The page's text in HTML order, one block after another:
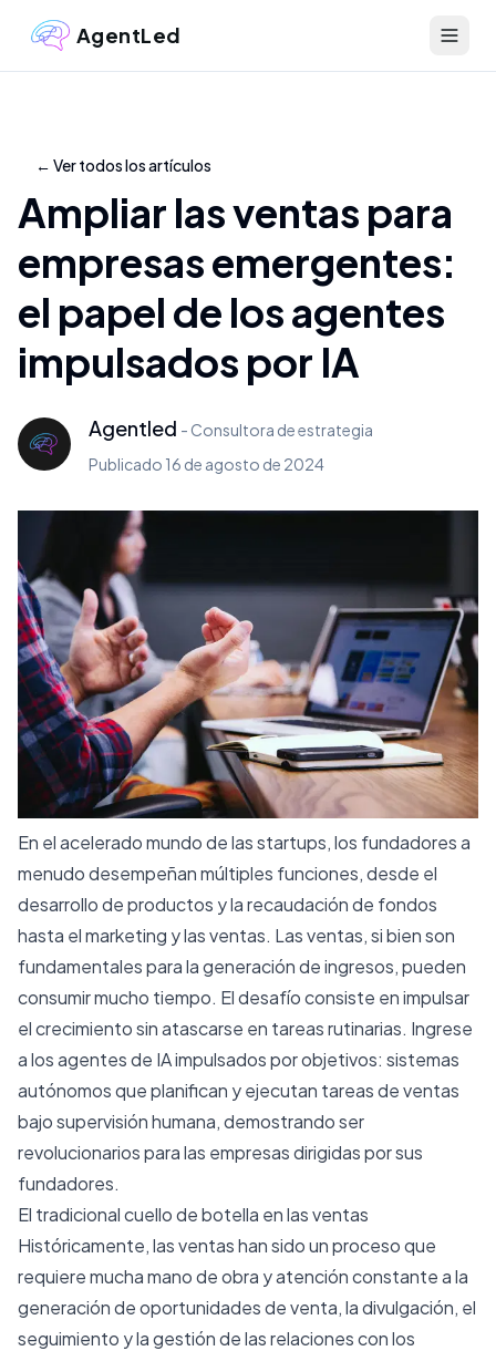
AgentLed
← Ver todos los artículos
Ampliar las ventas para
empresas emergentes:
el papel de los agentes
impulsados ​​por IA
Agentled - Consultora de estrategia
Publicado 16 de agosto de 2024
En el acelerado mundo de las startups, los fundadores a
menudo desempeñan múltiples funciones, desde el
desarrollo de productos y la recaudación de fondos
hasta el marketing y las ventas. Las ventas, si bien son
fundamentales para la generación de ingresos, pueden
consumir mucho tiempo. El desafío consiste en impulsar
el crecimiento sin atascarse en tareas rutinarias. Ingrese
a los agentes de IA impulsados ​​por objetivos: sistemas
autónomos que planifican y ejecutan tareas de ventas
bajo supervisión humana, demostrando ser
revolucionarios para las empresas dirigidas por sus
fundadores.
El tradicional cuello de botella en las ventas
Históricamente, las ventas han sido un proceso que
requiere mucha mano de obra y atención constante a la
generación de oportunidades de venta, la divulgación, el
seguimiento y la gestión de las relaciones con los